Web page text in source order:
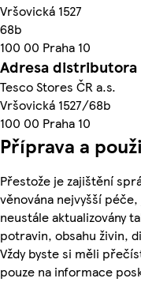
Vršovická 1527
68b
100 00 Praha 10
Adresa distributora
Tesco Stores ČR a.s.
Vršovická 1527/68b
100 00 Praha 10
Příprava a
Přestože je zajištění
věnována nejvyšší
neustále aktualizovány
potravin, obsahu živin,
Vždy byste si měli
pouze na informace